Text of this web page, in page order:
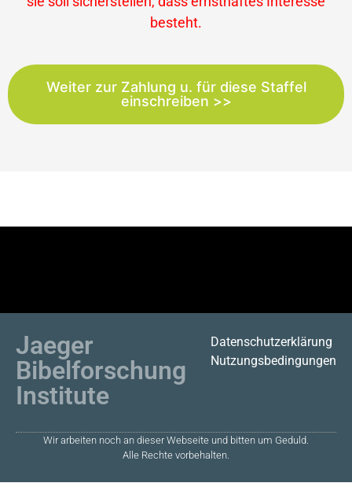
besteht.
Weiter zur Zahlung u. für diese Staffel
einschreiben >>
Jaeger
Bibelforschung
Institute
Datenschutzerklärung
Nutzungsbedingungen
Wir arbeiten noch an dieser Webseite und bitten um Geduld.
Alle Rechte vorbehalten.